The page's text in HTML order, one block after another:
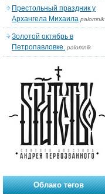
Престольный праздник у
Архангела Михаила palomnik
Золотой октябрь в
Петропавловке. palomnik
Облако тегов